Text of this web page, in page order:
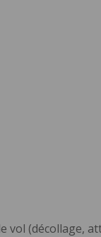
vol (décollage,